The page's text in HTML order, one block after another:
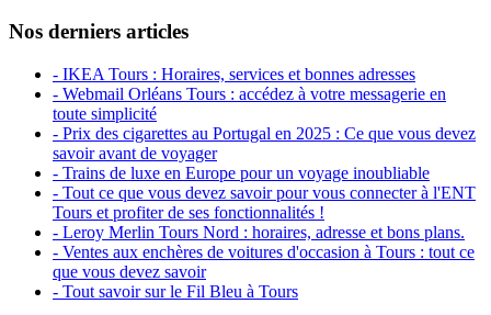
Nos derniers articles
- IKEA Tours : Horaires, services et bonnes adresses
- Webmail Orléans Tours : accédez à votre messagerie en
toute simplicité
- Prix des cigarettes au Portugal en 2025 : Ce que vous devez
savoir avant de voyager
- Trains de luxe en Europe pour un voyage inoubliable
- Tout ce que vous devez savoir pour vous connecter à l'ENT
Tours et profiter de ses fonctionnalités !
- Leroy Merlin Tours Nord : horaires, adresse et bons plans.
- Ventes aux enchères de voitures d'occasion à Tours : tout ce
que vous devez savoir
- Tout savoir sur le Fil Bleu à Tours